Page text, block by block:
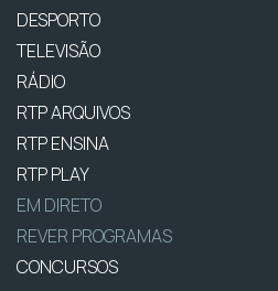
DESPORTO
TELEVISÃO
RÁDIO
RTP ARQUIVOS
RTP ENSINA
RTP PLAY
EM DIRETO
REVER PROGRAMAS
CONCURSOS